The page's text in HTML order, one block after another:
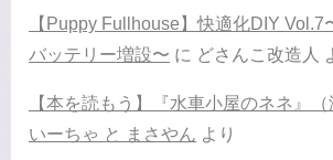
【Puppy Fullhouse】快適化DIY Vol.7
バッテリー増設〜 に どさんこ改造人
【本を読もう】『水車小屋のネネ』（
いーちゃ と まさやん より